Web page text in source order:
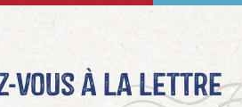
vous à La Lettre